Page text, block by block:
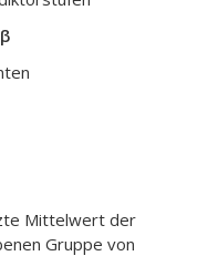
β
Mittelwert der
Gruppe von